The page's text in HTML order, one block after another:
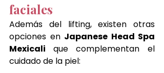
faciales
Además del lifting, existen otras
opciones en Japanese Head Spa
Mexicali que complementan el
cuidado de la piel: